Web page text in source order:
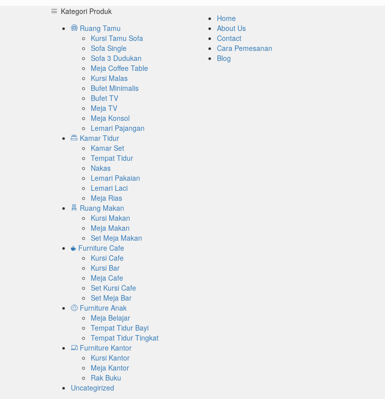
Kategori Produk
Ruang Tamu
Kursi Tamu Sofa
Sofa Single
Sofa 3 Dudukan
Meja Coffee Table
Kursi Malas
Bufet Minimalis
Bufet TV
Meja TV
Meja Konsol
Lemari Pajangan
Kamar Tidur
Kamar Set
Tempat Tidur
Nakas
Lemari Pakaian
Lemari Laci
Meja Rias
Ruang Makan
Kursi Makan
Meja Makan
Set Meja Makan
Furniture Cafe
Kursi Cafe
Kursi Bar
Meja Cafe
Set Kursi Cafe
Set Meja Bar
Furniture Anak
Meja Belajar
Tempat Tidur Bayi
Tempat Tidur Tingkat
Furniture Kantor
Kursi Kantor
Meja Kantor
Rak Buku
Uncategirized
Home
About Us
Contact
Cara Pemesanan
Blog